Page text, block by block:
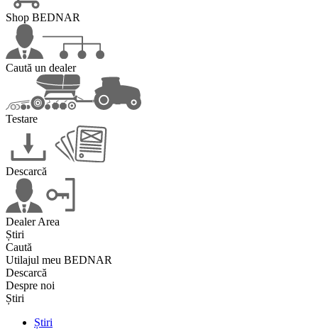
Shop BEDNAR
Caută un dealer
Testare
Descarcă
Dealer Area
Știri
Caută
Utilajul meu BEDNAR
Descarcă
Despre noi
Știri
Știri